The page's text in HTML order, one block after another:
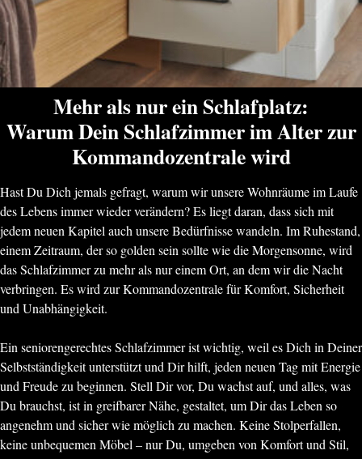
Mehr als nur ein Schlafplatz:
Warum Dein Schlafzimmer im Alter zur
Kommandozentrale wird
Hast Du Dich jemals gefragt, warum wir unsere Wohnräume im Laufe
des Lebens immer wieder verändern? Es liegt daran, dass sich mit
jedem neuen Kapitel auch unsere Bedürfnisse wandeln. Im Ruhestand,
einem Zeitraum, der so golden sein sollte wie die Morgensonne, wird
das Schlafzimmer zu mehr als nur einem Ort, an dem wir die Nacht
verbringen. Es wird zur Kommandozentrale für Komfort, Sicherheit
und Unabhängigkeit.
Ein seniorengerechtes Schlafzimmer ist wichtig, weil es Dich in Deiner
Selbstständigkeit unterstützt und Dir hilft, jeden neuen Tag mit Energie
und Freude zu beginnen. Stell Dir vor, Du wachst auf, und alles, was
Du brauchst, ist in greifbarer Nähe, gestaltet, um Dir das Leben so
angenehm und sicher wie möglich zu machen. Keine Stolperfallen,
keine unbequemen Möbel – nur Du, umgeben von Komfort und Stil,